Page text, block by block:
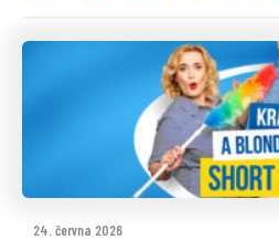
24. června 2026